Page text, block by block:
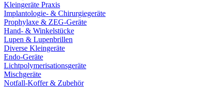
Kleingeräte Praxis
Implantologie- & Chirurgiegeräte
Prophylaxe & ZEG-Geräte
Hand- & Winkelstücke
Lupen & Lupenbrillen
Diverse Kleingeräte
Endo-Geräte
Lichtpolymerisationsgeräte
Mischgeräte
Notfall-Koffer & Zubehör